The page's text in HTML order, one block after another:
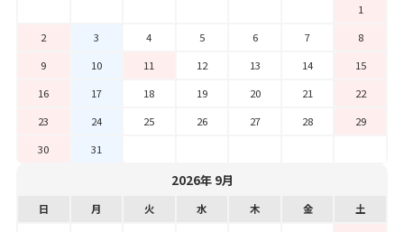
1
2
3 4 5 6 7
8
9
10 11 12 13 14
15
16
17 18 19 20 21
22
23
24 25 26 27 28
29
30
31
2026年 9月
日 月 火 水 木 金
土